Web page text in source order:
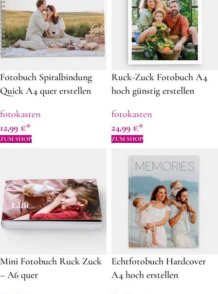
Fotobuch Spiralbindung
Quick A4 quer erstellen
fotokasten
12,99 €
ZUM SHOP
Ruck-Zuck Fotobuch A4
hoch günstig erstellen
fotokasten
24,99 €
ZUM SHOP
Mini Fotobuch Ruck Zuck
– A6 quer
Echtfotobuch Hardcover
A4 hoch erstellen